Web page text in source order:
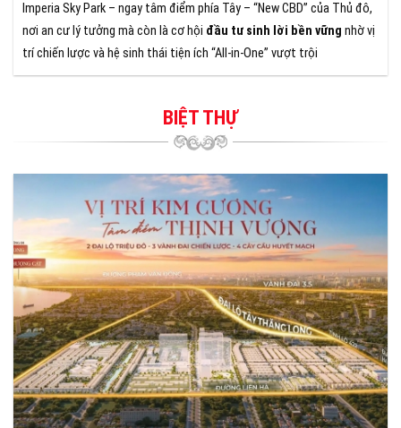
Imperia Sky Park – ngay tâm điểm phía Tây – “New CBD” của Thủ đô,
nơi an cư lý tưởng mà còn là cơ hội đầu tư sinh lời bền vững nhờ vị
trí chiến lược và hệ sinh thái tiện ích “All-in-One” vượt trội
BIỆT THỰ